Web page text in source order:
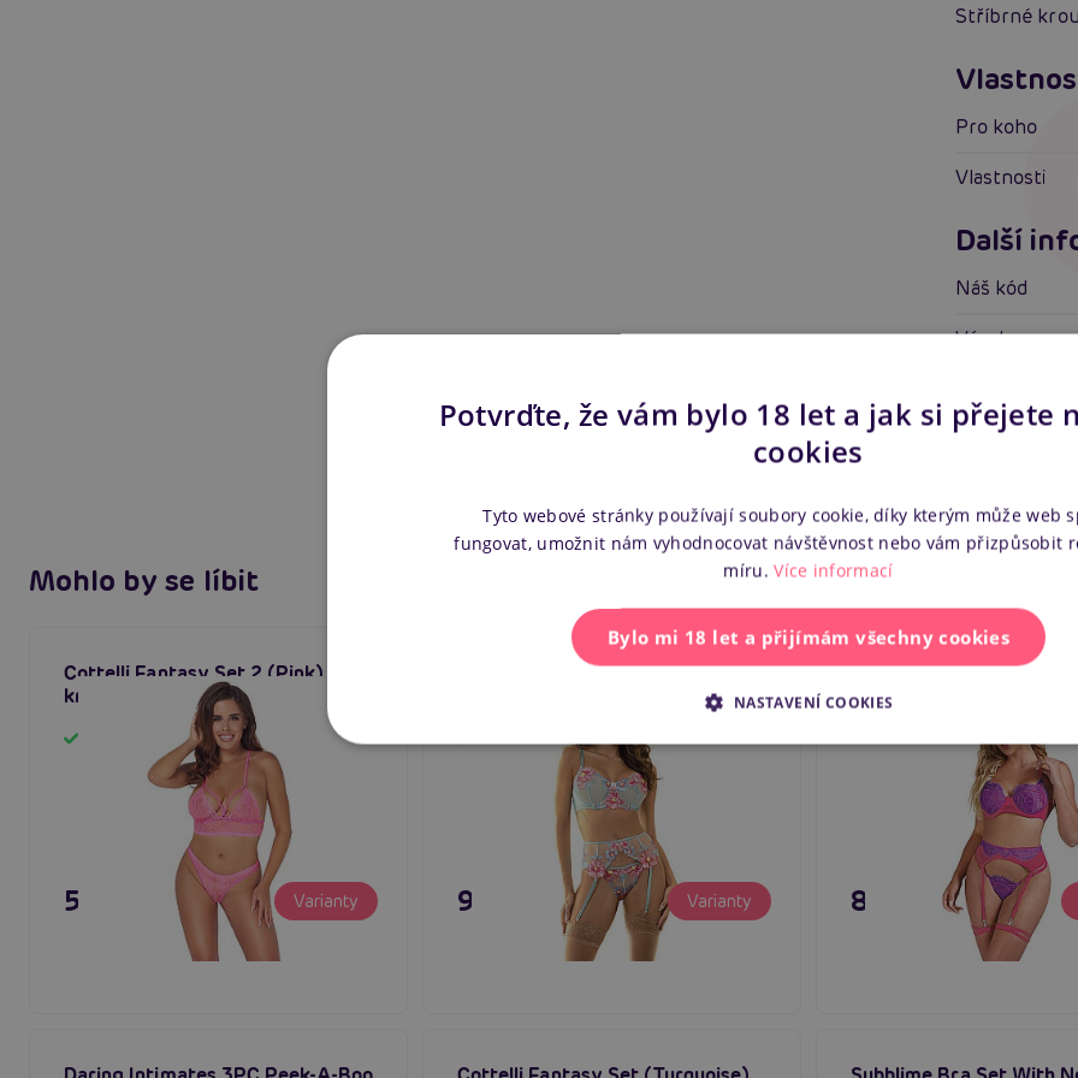
Stříbrné
Pro koho
Vlastnosti
Další
Náš kód
Výrobce
Ke
Manuál k
Mohlo by se líbit
Cottelli Fantasy Set 2 (Pink),
krajkové spodní prádlo
595 Kč Varianty
Subblime Flower Embroidered Bra
And Garter Belt Set (Blue/Pink),
krajková souprava s podvazky
Skladem
995 Kč Varianty
Subblime Bra Set With
Garter Lines (Pink and
Skladem
895 Kč
Potvrďte, že vám bylo 18 let a jak si přejete
cookies
Tyto webové stránky používají soubory cookie, díky kterým může web
fungovat, umožnit nám vyhodnocovat návštěvnost nebo vám přizpůsobit
míru. Více informací
Bylo mi 18 let a přijímám všechny cookies
NASTAVENÍ COOKIES